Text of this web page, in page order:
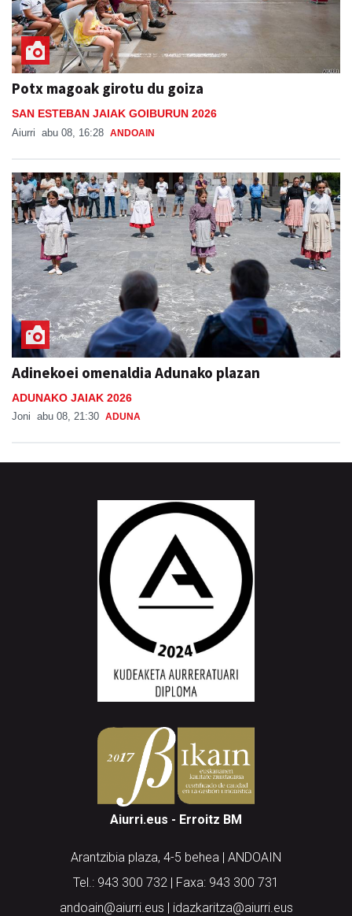
Potx magoak girotu du goiza
SAN ESTEBAN JAIAK GOIBURUN 2026
Aiurri abu 08, 16:28 ANDOAIN
Adinekoei omenaldia Adunako plazan
ADUNAKO JAIAK 2026
Joni abu 08, 21:30 ADUNA
Aiurri.eus - Erroitz BM
Arantzibia plaza, 4-5 behea | ANDOAIN
Tel.: 943 300 732 | Faxa: 943 300 731
andoain@aiurri.eus | idazkaritza@aiurri.eus